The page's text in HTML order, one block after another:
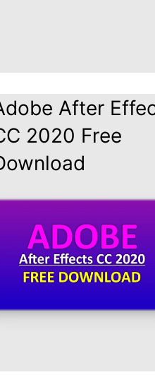
After
2020 Free